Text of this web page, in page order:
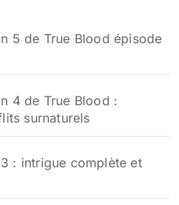
5 de True Blood épisode
4 de True Blood :
surnaturels
: intrigue complète et